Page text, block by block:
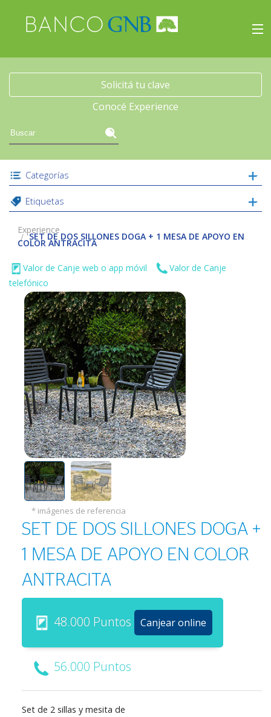
Beneficios
Experience
Acceso
Solicitá tu clave
Conocé Experience
Categorías
Etiquetas
Experience
SET DE DOS SILLONES DOGA + 1 MESA DE APOYO EN
COLOR ANTRACITA
Valor de Canje web o app móvil
Valor de Canje
telefónico
* imágenes de referencia
SET DE DOS SILLONES DOGA +
1 MESA DE APOYO EN COLOR
ANTRACITA
48.000 Puntos Canjear online
56.000 Puntos
Set de 2 sillas y mesita de